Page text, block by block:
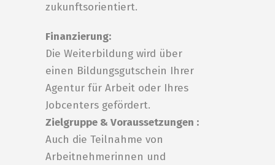
zukunftsorientiert.
Finanzierung:
Die Weiterbildung wird über
einen Bildungsgutschein Ihrer
Agentur für Arbeit oder Ihres
Jobcenters gefördert.
Zielgruppe & Voraussetzungen :
Auch die Teilnahme von
Arbeitnehmerinnen und